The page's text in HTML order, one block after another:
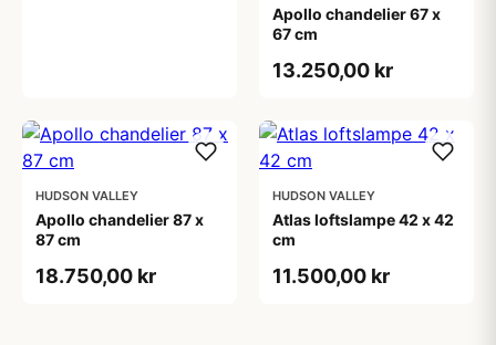
Apollo chandelier 67 x
67 cm
13.250,00 kr
HUDSON VALLEY
Apollo chandelier 87 x
87 cm
18.750,00 kr
HUDSON VALLEY
Atlas loftslampe 42 x 42
cm
11.500,00 kr